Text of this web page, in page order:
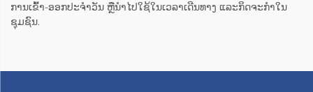
ການເຂົ້າ-ອອກປະຈຳວັນ ຫຼືນຳໄປໃຊ້ໃນເວລາເດີນທາງ ແລະກິດຈະກຳໃນ
ຊຸມຊົນ.